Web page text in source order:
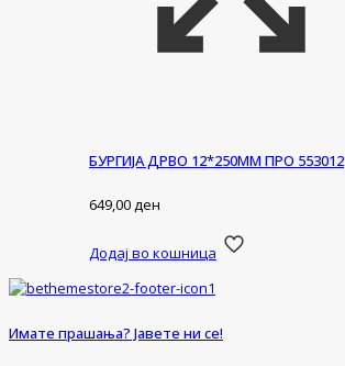
БУРГИЈА ДРВО 12*250ММ ПРО 553012
649,00ден
Додај во кошница
Имате прашања? Јавете ни се!